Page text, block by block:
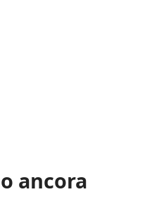
ancora